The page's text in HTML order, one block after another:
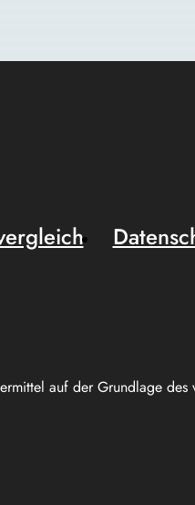
auf der Grundlage des